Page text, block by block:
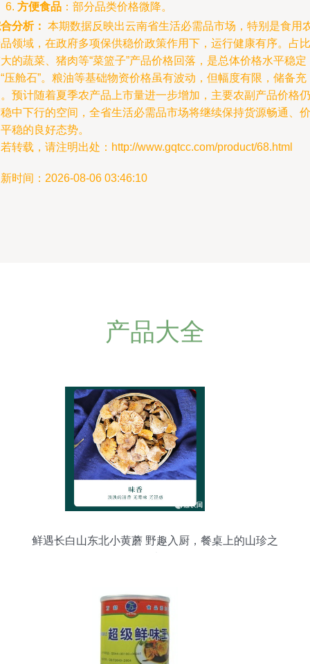
方便食品 ：部分品类价格微降。
分析： 本期数据反映出云南省生活必需品市场，特别是食用
领域，在政府多项保供稳价政策作用下，运行健康有序。占比
的蔬菜、猪肉等“菜篮子”产品价格回落，是总体价格水平稳定
压舱石”。粮油等基础物资价格虽有波动，但幅度有限，储备充
预计随着夏季农产品上市量进一步增加，主要农副产品价格仍
中下行的空间，全省生活必需品市场将继续保持货源畅通、价
稳的良好态势。
转载，请注明出处：http://www.gqtcc.com/product/68.html
时间：2026-08-06 03:46:10
产品大全
鲜遇长白山东北小黄蘑 野趣入厨，餐桌上的山珍之